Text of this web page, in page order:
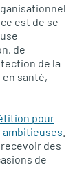
est de se
de
de la
santé,
pour
ambitieuses
recevoir des
de